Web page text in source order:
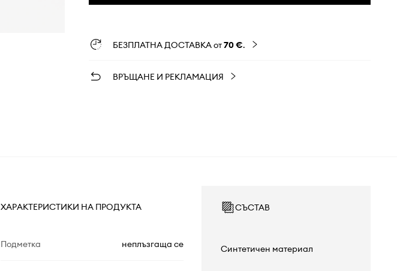
БЕЗПЛАТНА ДОСТАВКА от70 €.
ВРЪЩАНЕ И РЕКЛАМАЦИЯ
ХАРАКТЕРИСТИКИ НА ПРОДУКТА
Подметка неплъзгаща се
СЪСТАВ
Синтетичен материал